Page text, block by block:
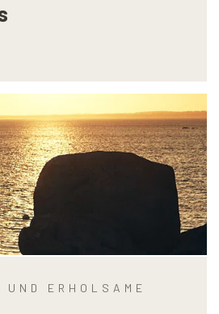
UND ERHOLSAME